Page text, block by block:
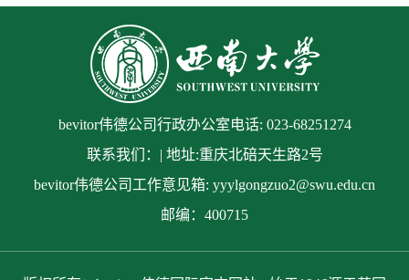
bevitor伟德公司行政办公室电话: 023-68251274
联系我们：| 地址:重庆北碚天生路2号
bevitor伟德公司工作意见箱: yyylgongzuo2@swu.edu.cn
邮编：400715